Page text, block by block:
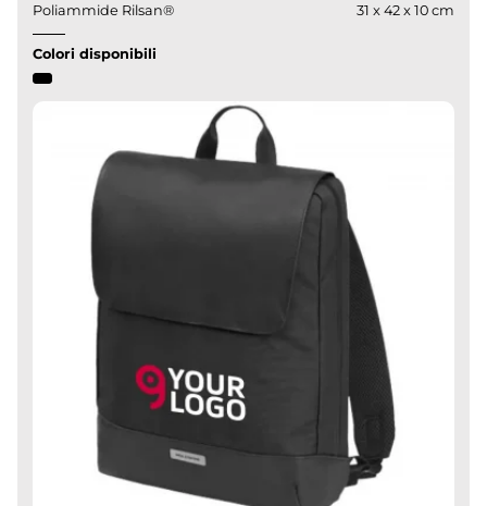
Poliammide Rilsan®
31 x 42 x 10 cm
Colori disponibili